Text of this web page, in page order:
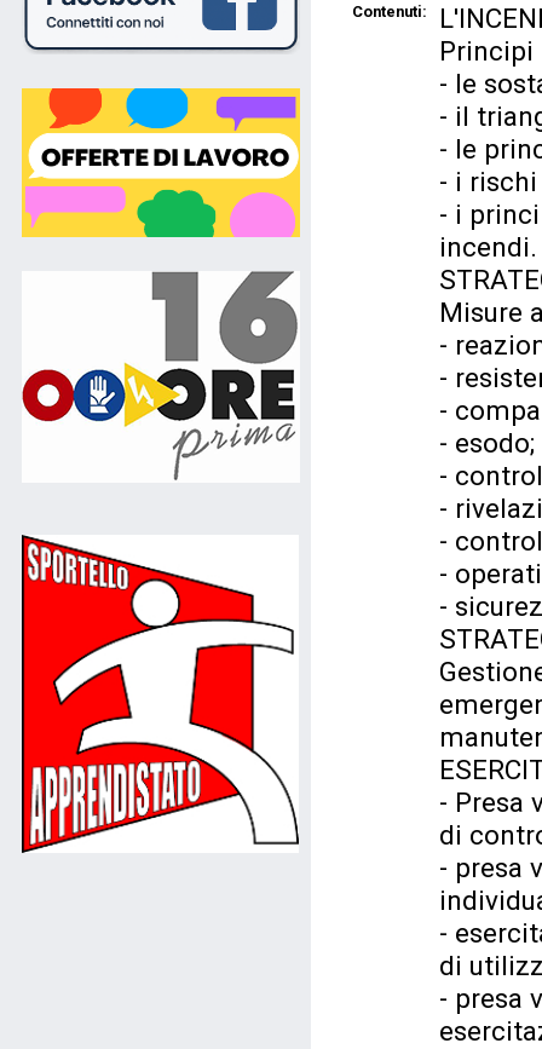
Contenuti:
Principi
- le
- il
- le
- i
- i
incendi.
Misure
-
-
-
- esodo;
-
-
-
-
-
- Presa
di
- presa
-
di
- presa